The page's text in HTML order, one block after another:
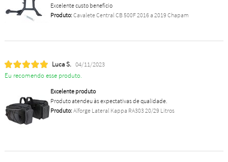
Excelente custo benefício
Produto:Cavalete Central CB 500F 2016 a 2019 Chapam
Luca S. 04/11/2023
Eu recomendo esse produto.
Excelente produto
Produto atendeu às expectativas de qualidade.
Produto:Alforge Lateral Kappa RA303 20/29 Litros